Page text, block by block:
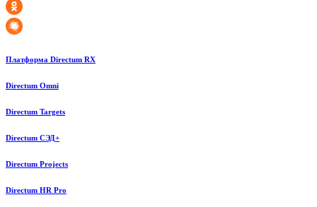
Платформа Directum RX
Directum Omni
Directum Targets
Directum СЭД+
Directum Projects
Directum HR Pro